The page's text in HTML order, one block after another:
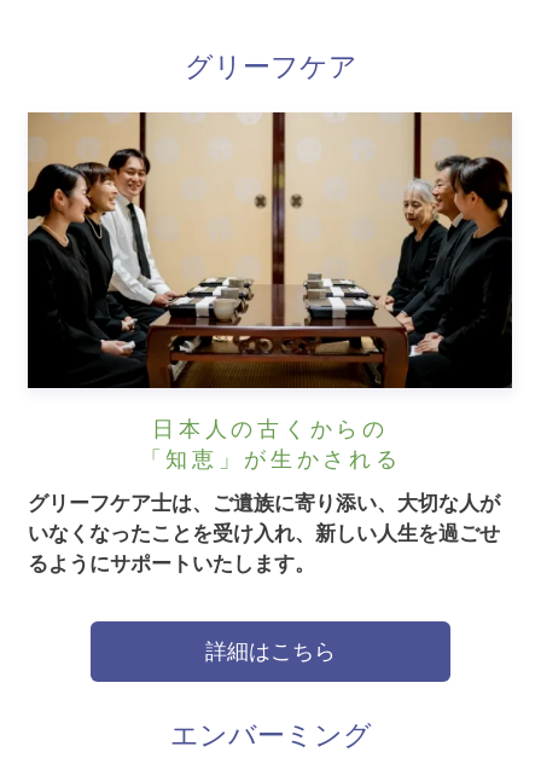
グリーフケア
日本人の古くからの
「知恵」が生かされる
グリーフケア士は、ご遺族に寄り添い、大切な人が
いなくなったことを受け入れ、新しい人生を過ごせ
るようにサポートいたします。
詳細はこちら
エンバーミング